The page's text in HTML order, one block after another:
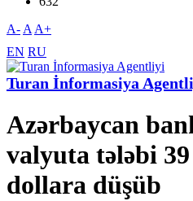
A- A A+
EN RU
Turan İnformasiya
Azərbaycan
valyuta tələbi
dollara düşüb